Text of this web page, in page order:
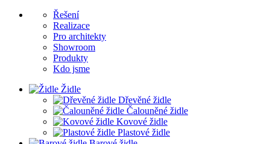
Řešení
Realizace
Pro architekty
Showroom
Produkty
Kdo jsme
Židle
Dřevěné židle
Čalouněné židle
Kovové židle
Plastové židle